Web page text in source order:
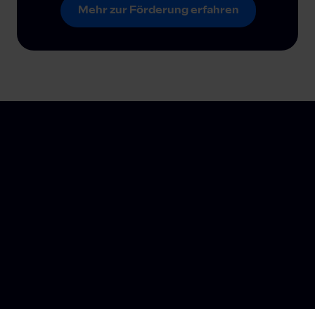
Mehr zur Förderung erfahren
Mehr zur Förderung erfahren